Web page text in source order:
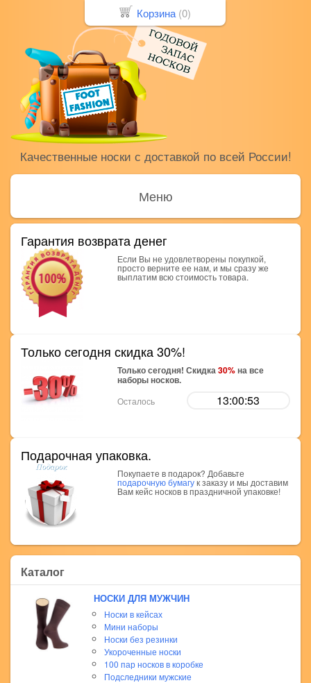
Качественные носки с доставкой по всей России!
Меню
Гарантия возврата денег
Если Вы не удовлетворены покупкой,
просто верните ее нам, и мы сразу же
выплатим всю стоимость товара.
Только сегодня скидка 30%!
Только сегодня! Скидка30%на все
наборы носков.
Осталось 13:00:52
Подарочная упаковка.
Покупаете в подарок? Добавьте
подарочную бумагук заказу и мы доставим
Вам кейс носков в праздничной упаковке!
Каталог
НОСКИ ДЛЯ МУЖЧИН
Носки в кейсах
Мини наборы
Носки без резинки
Укороченные носки
100 пар носков в коробке
Подследники мужские
Корзина (0)